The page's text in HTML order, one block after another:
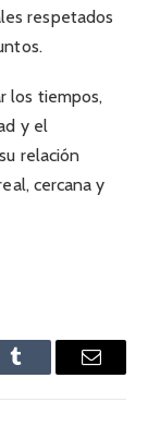
respetados
los tiempos,
y el
relación
cercana y
Tumblr Email